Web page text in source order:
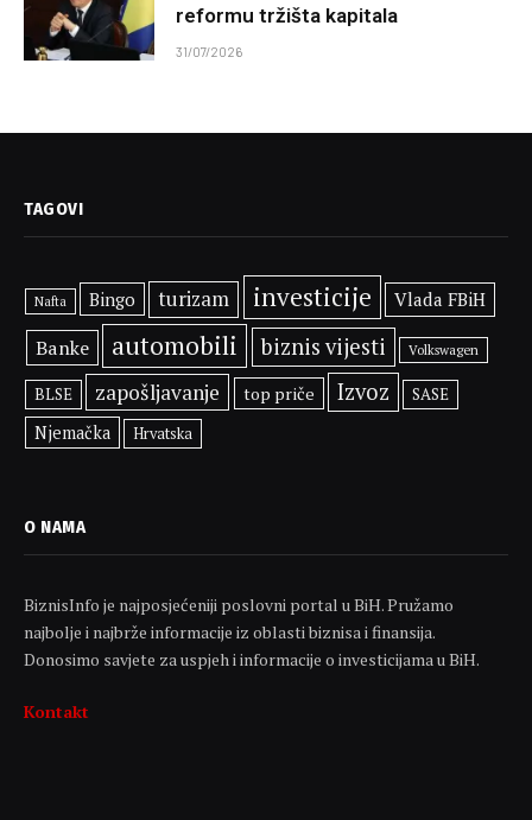
reformu tržišta kapitala
31/07/2026
TAGOVI
Nafta Bingo turizam investicije Vlada FBiH
Banke automobili biznis vijesti Volkswagen
BLSE zapošljavanje top priče Izvoz SASE
Njemačka Hrvatska
O NAMA
BiznisInfo je najposjećeniji poslovni portal u BiH. Pružamo
najbolje i najbrže informacije iz oblasti biznisa i finansija.
Donosimo savjete za uspjeh i informacije o investicijama u BiH.
Kontakt